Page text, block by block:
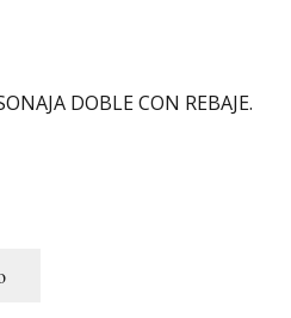
DOBLE CON REBAJE.